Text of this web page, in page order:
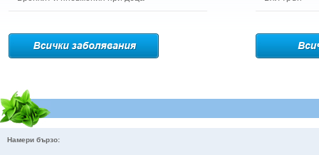
Намери бързо: